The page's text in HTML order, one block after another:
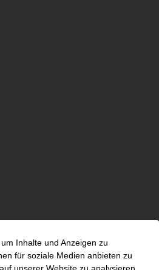
Inhalte und Anzeigen zu
für soziale Medien anbieten zu